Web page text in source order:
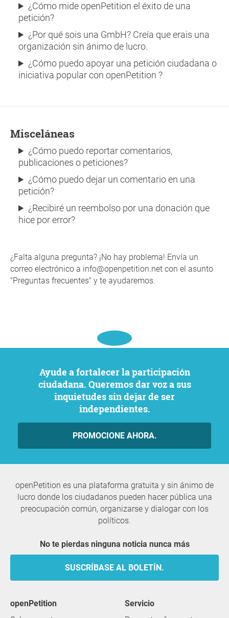
¿Cómo mide openPetition el éxito de una
petición?
¿Por qué sois una GmbH? Creía que erais una
organización sin ánimo de lucro.
¿Cómo puedo apoyar una petición ciudadana o
iniciativa popular con openPetition ?
Misceláneas
¿Cómo puedo reportar comentarios,
publicaciones o peticiones?
¿Cómo puedo dejar un comentario en una
petición?
¿Recibiré un reembolso por una donación que
hice por error?
¿Falta alguna pregunta? ¡No hay problema! Envía un
correo electrónico a info@openpetition.net con el asunto
"Preguntas frecuentes" y te ayudaremos.
Ayude a fortalecer la participación
ciudadana. Queremos dar voz a sus
inquietudes sin dejar de ser
independientes.
PROMOCIONE AHORA.
openPetition es una plataforma gratuita y sin ánimo de
lucro donde los ciudadanos pueden hacer pública una
preocupación común, organizarse y dialogar con los
políticos.
No te pierdas ninguna noticia nunca más
SUSCRÍBASE AL BOLETÍN.
openPetition
servicio